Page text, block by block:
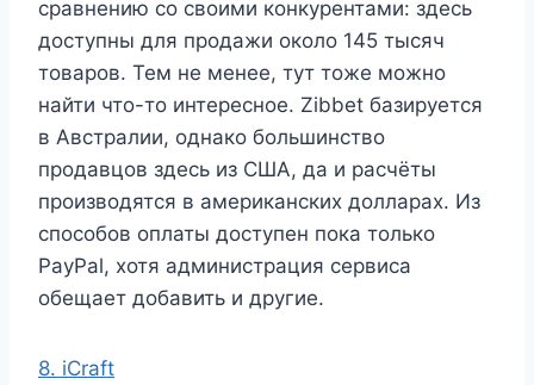
сравнению со своими конкурентами: здесь
доступны для продажи около 145 тысяч
товаров. Тем не менее, тут тоже можно
найти что-то интересное. Zibbet базируется
в Австралии, однако большинство
продавцов здесь из США, да и расчёты
производятся в американских долларах. Из
способов оплаты доступен пока только
PayPal, хотя администрация сервиса
обещает добавить и другие.
8. iCraft